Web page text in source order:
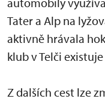
Tater a Alp na
aktivně hrávala
klub v Telči
Z dalších cest lze